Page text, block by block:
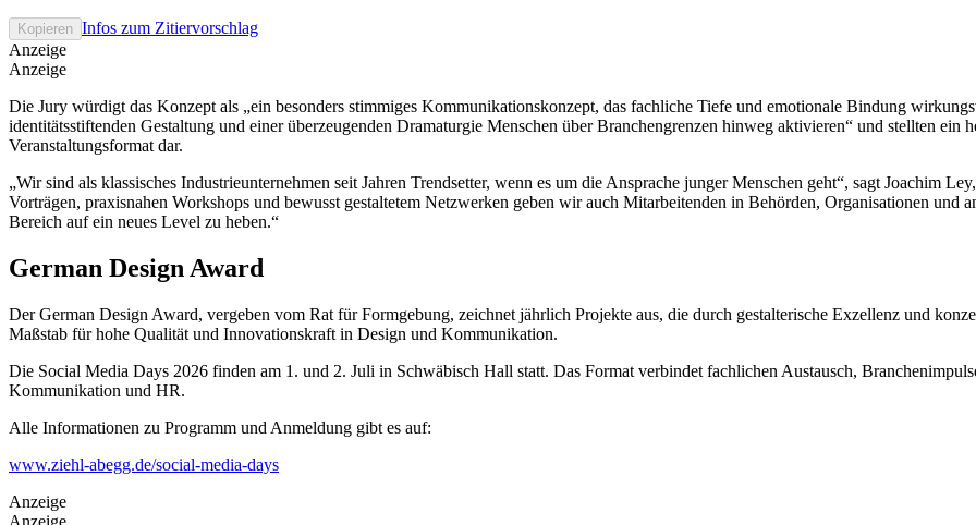
Kopieren Infos zum Zitiervorschlag
Anzeige
Anzeige
Die Jury würdigt das Konzept als „ein besonders stimmiges Kommunikationskonzept, das fachliche Tiefe und emotionale Bindung
identitätsstiftenden Gestaltung und einer überzeugenden Dramaturgie Menschen über Branchengrenzen hinweg aktivieren“ und stellten ein
Veranstaltungsformat dar.
„Wir sind als klassisches Industrieunternehmen seit Jahren Trendsetter, wenn es um die Ansprache junger Menschen geht“, sagt Joachim
Vorträgen, praxisnahen Workshops und bewusst gestaltetem Netzwerken geben wir auch Mitarbeitenden in Behörden, Organisationen
Bereich auf ein neues Level zu heben.“
German Design Award
Der German Design Award, vergeben vom Rat für Formgebung, zeichnet jährlich Projekte aus, die durch gestalterische Exzellenz und
Maßstab für hohe Qualität und Innovationskraft in Design und Kommunikation.
Die Social Media Days 2026 finden am 1. und 2. Juli in Schwäbisch Hall statt. Das Format verbindet fachlichen Austausch,
Kommunikation und HR.
Alle Informationen zu Programm und Anmeldung gibt es auf:
www.ziehl-abegg.de/social-media-days
Anzeige
Anzeige